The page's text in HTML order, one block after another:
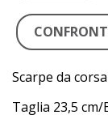
Scarpe da
Taglia 23,5 cm/